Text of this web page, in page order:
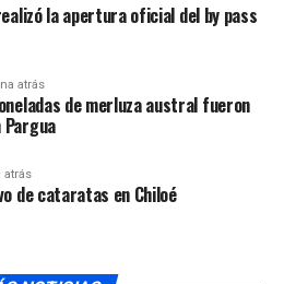
de la educación,
a un comunicado en donde
el personal de la escuela
esta crisis que les afecta.
la apertura oficial del by pass
atrás
de merluza austral fueron
Pargua
atrás
de cataratas en Chiloé